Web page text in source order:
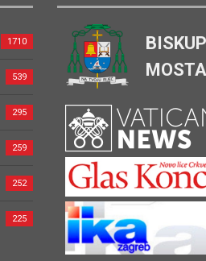
1710
539
295
259
252
225